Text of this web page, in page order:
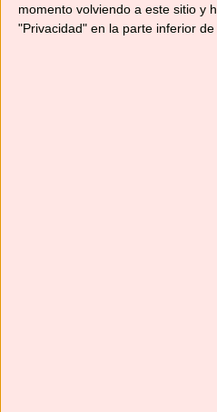
momento volviendo a este sitio y
"Privacidad" en la parte inferior de